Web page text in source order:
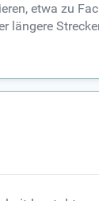
etwa zu
längere